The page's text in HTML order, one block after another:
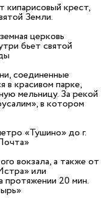
кипарисовый крест,
Земли.
церковь
бьет святой
соединенные
в красивом парке,
мельницу. За рекой
в котором
«Тушино» до г.
вокзала, а также от
или
протяжении 20 мин.